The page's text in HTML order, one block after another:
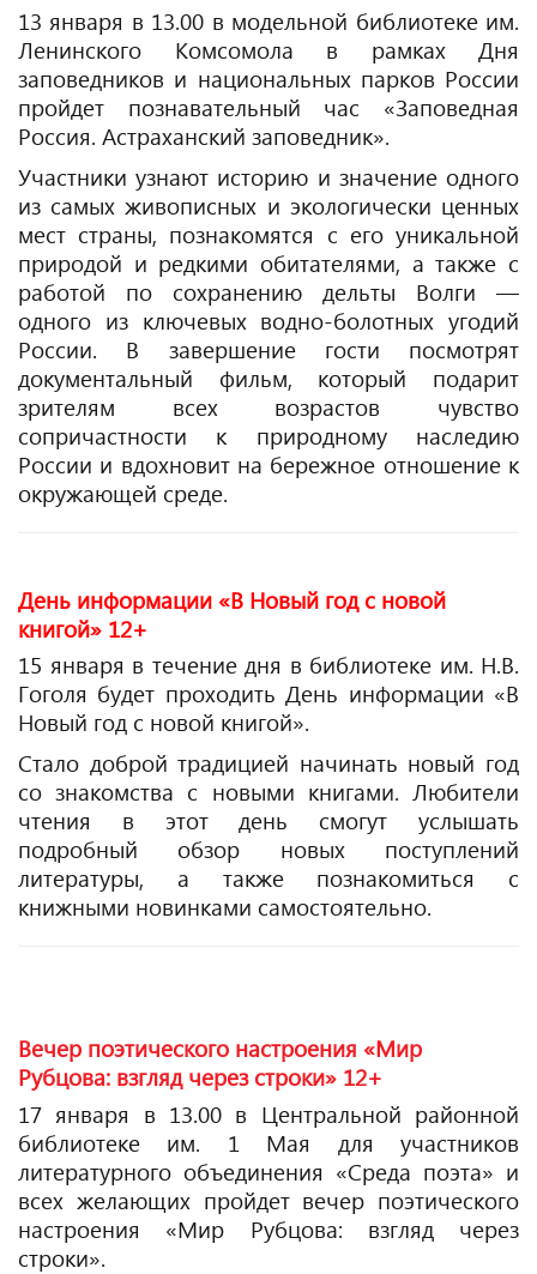
13 января в 13.00 в модельной библиотеке им.
Ленинского Комсомола в рамках Дня
заповедников и национальных парков России
пройдет познавательный час «Заповедная
Россия. Астраханский заповедник».
Участники узнают историю и значение одного
из самых живописных и экологически ценных
мест страны, познакомятся с его уникальной
природой и редкими обитателями, а также с
работой по сохранению дельты Волги —
одного из ключевых водно-болотных угодий
России. В завершение гости посмотрят
документальный фильм, который подарит
зрителям всех возрастов чувство
сопричастности к природному наследию
России и вдохновит на бережное отношение к
окружающей среде.
День информации «В Новый год с новой
книгой» 12+
15 января в течение дня в библиотеке им. Н.В.
Гоголя будет проходить День информации «В
Новый год с новой книгой».
Стало доброй традицией начинать новый год
со знакомства с новыми книгами. Любители
чтения в этот день смогут услышать
подробный обзор новых поступлений
литературы, а также познакомиться с
книжными новинками самостоятельно.
Вечер поэтического настроения «Мир
Рубцова: взгляд через строки» 12+
17 января в 13.00 в Центральной районной
библиотеке им. 1 Мая для участников
литературного объединения «Среда поэта» и
всех желающих пройдет вечер поэтического
настроения «Мир Рубцова: взгляд через
строки».